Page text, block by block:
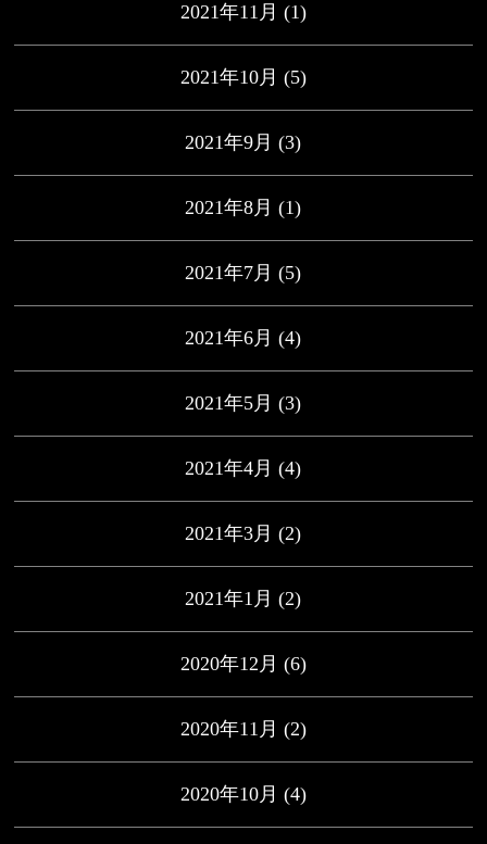
2021年11月 (1)
2021年10月 (5)
2021年9月 (3)
2021年8月 (1)
2021年7月 (5)
2021年6月 (4)
2021年5月 (3)
2021年4月 (4)
2021年3月 (2)
2021年1月 (2)
2020年12月 (6)
2020年11月 (2)
2020年10月 (4)